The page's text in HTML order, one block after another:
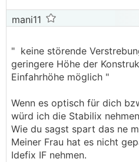
mani11
" keine störende
geringere Höhe der
Einfahrhöhe möglich "
Wenn es optisch für dich
würd ich die Stabilix
Wie du sagst spart das ne
Meiner Frau hat es nicht
Idefix IF nehmen.